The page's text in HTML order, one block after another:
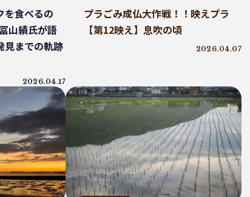
トロー J-クレジット
半農半X
環境汚染 繊維・アパレル産業
美波町
ゼロ・ウェイスト
問題 チャイナプラス
産廃
アライドコーヒー
持続可能
香川オリーブガイナーズ
アーキペラゴ
PHA生成 イオン
日和佐
ンズ 痛風鍋 プラゴミ
親子
好き トンネルコンポスト方式
発酵
を食べるの
山績氏が語
見までの軌跡
2026.04.17
プラごみ成仏大作戦！！映えプラ
【第12映え】息吹の頃
2026.04.07